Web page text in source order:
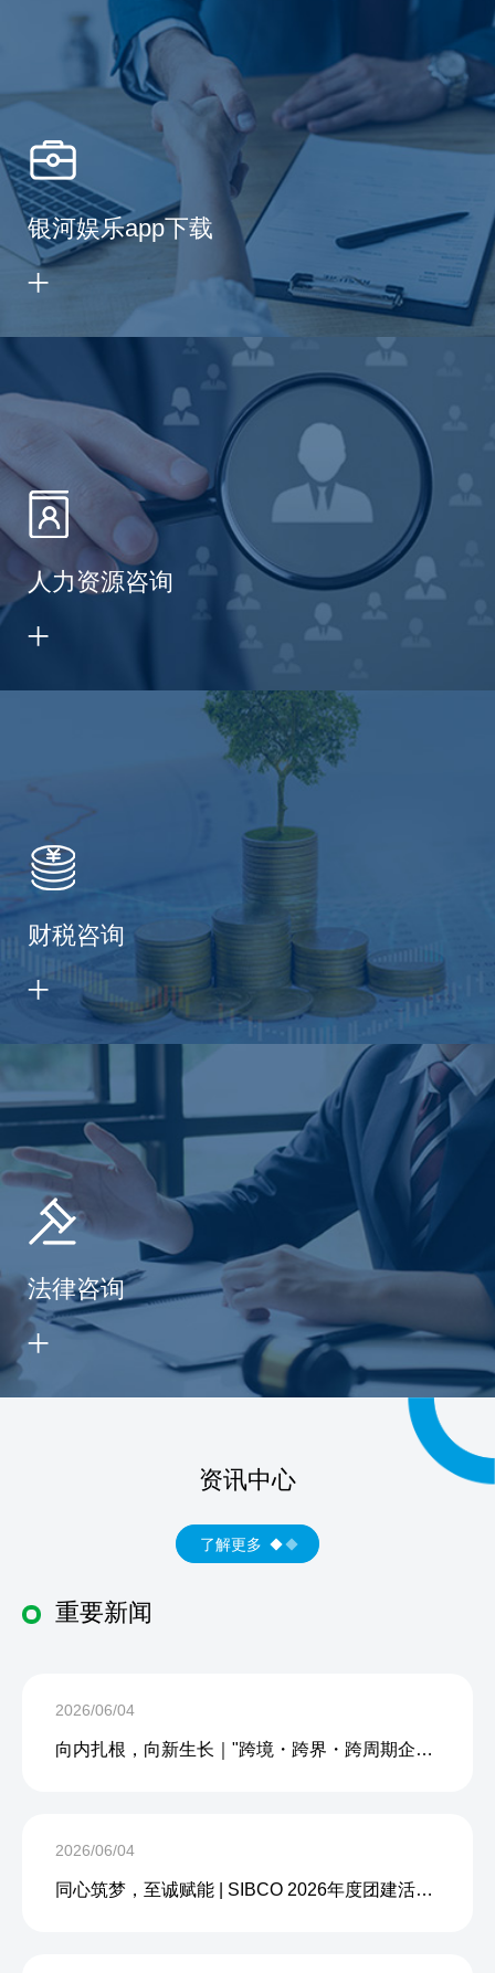
银河娱乐app下载
人力资源咨询
财税咨询
法律咨询
资讯中心
了解更多
重要新闻
2026/06/04
向内扎根，向新生长｜"跨境・跨界・跨周期企业内生力沙龙"成功举办
2026/06/04
同心筑梦，至诚赋能 | SIBCO 2026年度团建活动圆满收官